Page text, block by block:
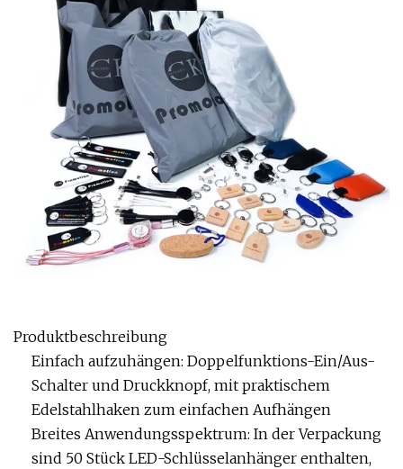
Produktbeschreibung
Einfach aufzuhängen: Doppelfunktions-Ein/Aus-
Schalter und Druckknopf, mit praktischem
Edelstahlhaken zum einfachen Aufhängen
Breites Anwendungsspektrum: In der Verpackung
sind 50 Stück LED-Schlüsselanhänger enthalten,